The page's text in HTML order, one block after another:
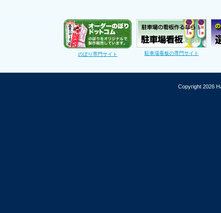
のぼり専門サイト 駐車場看板の専門サイト
Copyright 2026